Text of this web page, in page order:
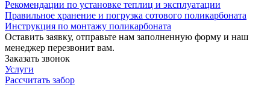
Рекомендации по установке теплиц и эксплуатации
Правильное хранение и погрузка сотового поликарбоната
Инструкция по монтажу поликарбоната
Оставить заявку, отправьте нам заполненную форму и наш
менеджер перезвонит вам.
Заказать звонок
Услуги
Рассчитать забор